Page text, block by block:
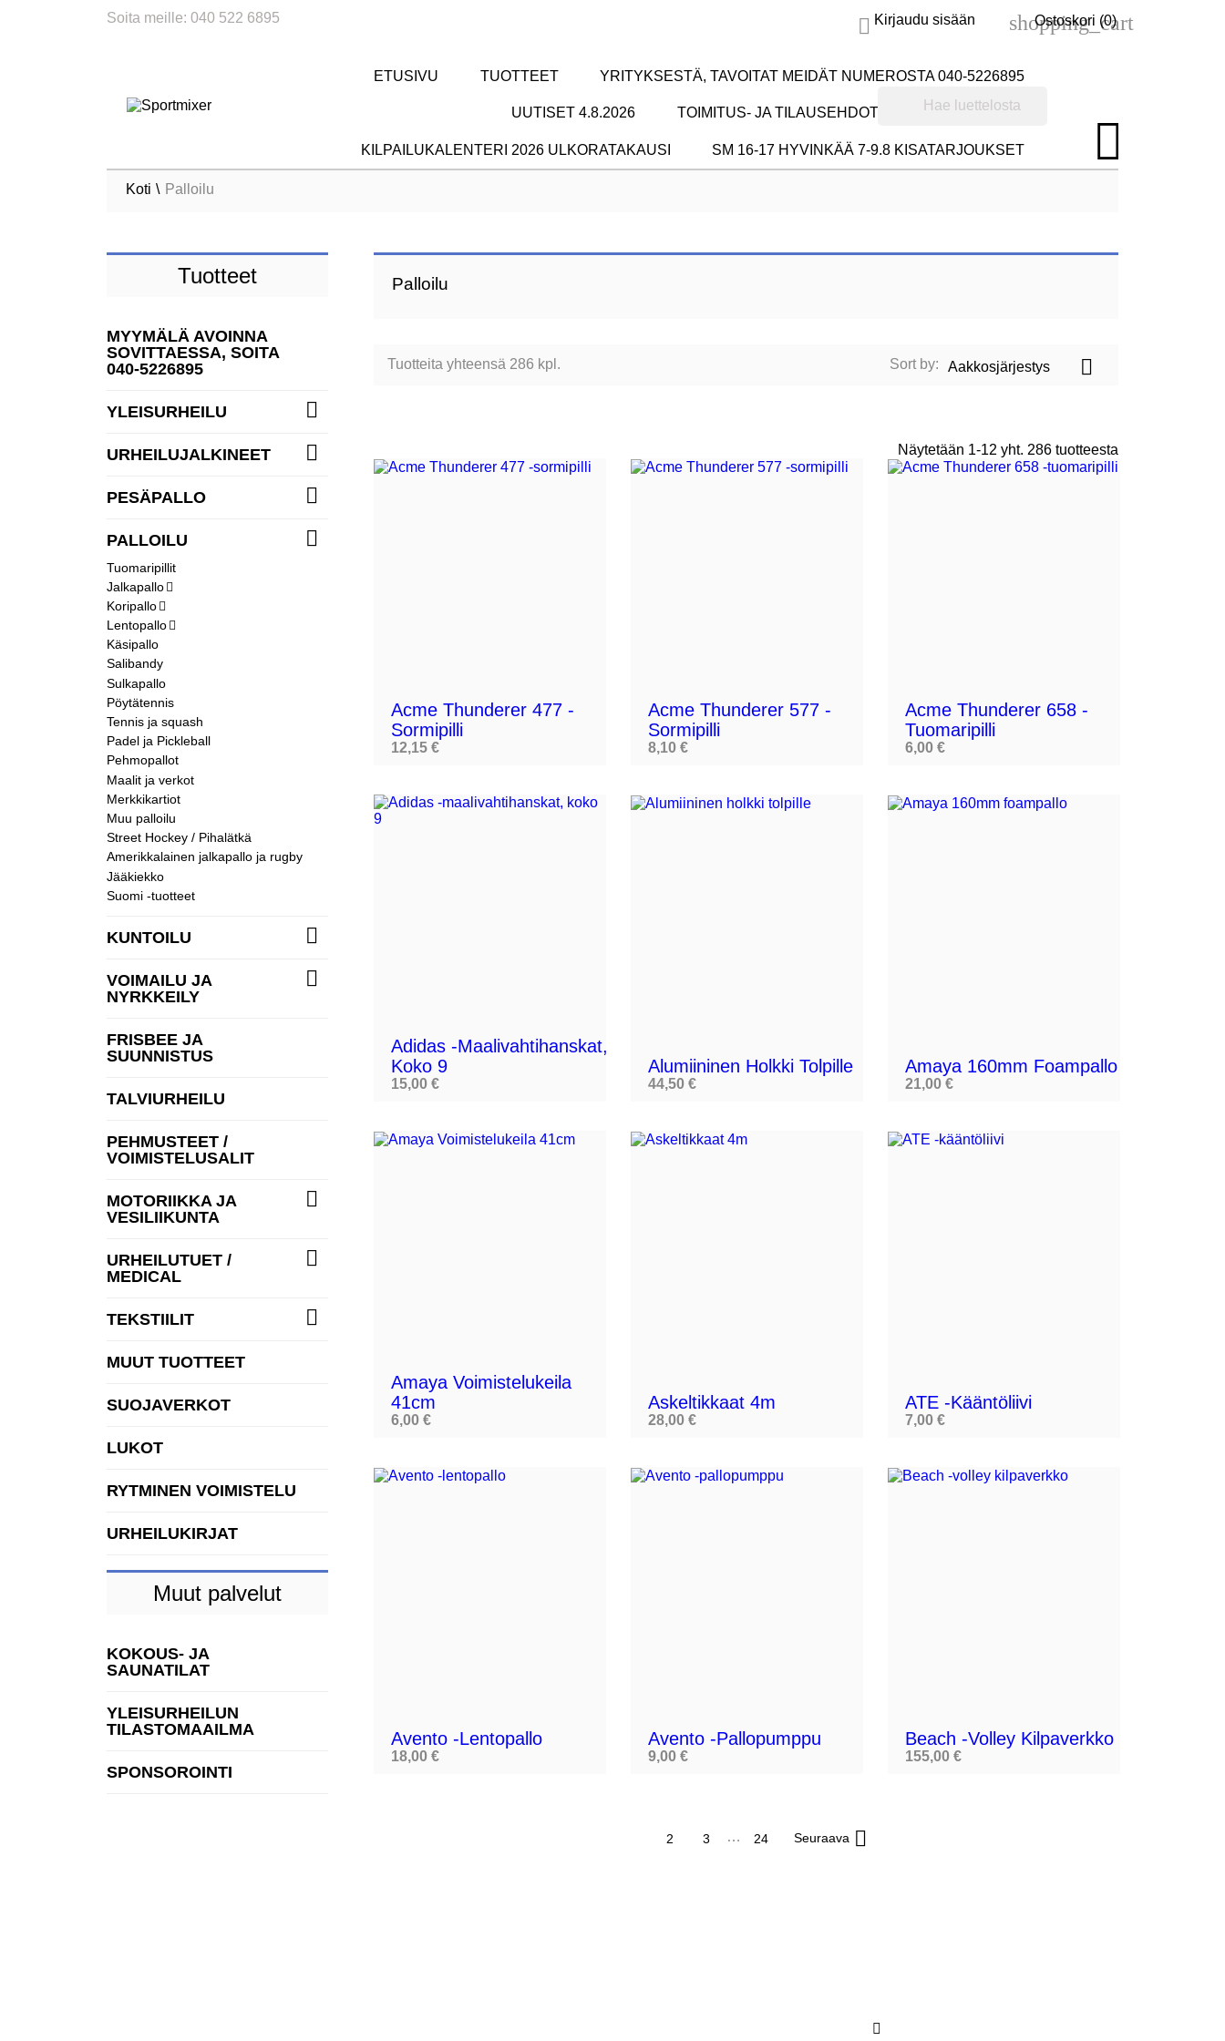
Soita meille: 040 522 6895  Kirjaudu sisään shopping_cart
Ostoskori (0)
ETUSIVU TUOTTEET YRITYKSESTÄ, TAVOITAT MEIDÄT NUMEROSTA 040-5226895
UUTISET 4.8.2026 TOIMITUS- JA TILAUSEHDOT MAKSUEHDOT
KILPAILUKALENTERI 2026 ULKORATAKAUSI SM 16-17 HYVINKÄÄ 7-9.8 KISATARJOUKSET 
Koti Palloilu
Tuotteet
MYYMÄLÄ AVOINNA
SOVITTAESSA, SOITA
040-5226895
YLEISURHEILU 
URHEILUJALKINEET 
PESÄPALLO 
PALLOILU 
Tuomaripillit
Jalkapallo 
Koripallo 
Lentopallo 
Käsipallo
Salibandy
Sulkapallo
Pöytätennis
Tennis ja squash
Padel ja Pickleball
Pehmopallot
Maalit ja verkot
Merkkikartiot
Muu palloilu
Street Hockey / Pihalätkä
Amerikkalainen jalkapallo ja rugby
Jääkiekko
Suomi -tuotteet
KUNTOILU 
VOIMAILU JA
NYRKKEILY

FRISBEE JA
SUUNNISTUS
TALVIURHEILU
PEHMUSTEET /
VOIMISTELUSALIT
MOTORIIKKA JA
VESILIIKUNTA

URHEILUTUET /
MEDICAL

TEKSTIILIT 
MUUT TUOTTEET
SUOJAVERKOT
LUKOT
RYTMINEN VOIMISTELU
URHEILUKIRJAT
Muut palvelut
KOKOUS- JA
SAUNATILAT
YLEISURHEILUN
TILASTOMAAILMA
SPONSOROINTI
Palloilu
Tuotteita yhteensä 286 kpl. Sort by: Aakkosjärjestys 
Näytetään 1-12 yht. 286 tuotteesta
Acme Thunderer 477 -
Sormipilli
12,15 €
Acme Thunderer 577 -
Sormipilli
8,10 €
Acme Thunderer 658 -
Tuomaripilli
6,00 €
Adidas -maalivahtihanskat,
Koko 9
15,00 €
Alumiininen Holkki Tolpille
44,50 €
Amaya 160mm Foampallo
21,00 €
Amaya Voimistelukeila
41cm
6,00 €
Askeltikkaat 4m
28,00 €
ATE -kääntöliivi
7,00 €
Avento -lentopallo
18,00 €
Avento -pallopumppu
9,00 €
Beach -volley Kilpaverkko
155,00 €
2 3 … 24 Seuraava 
